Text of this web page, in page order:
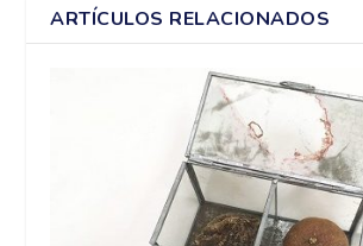
ARTÍCULOS RELACIONADOS